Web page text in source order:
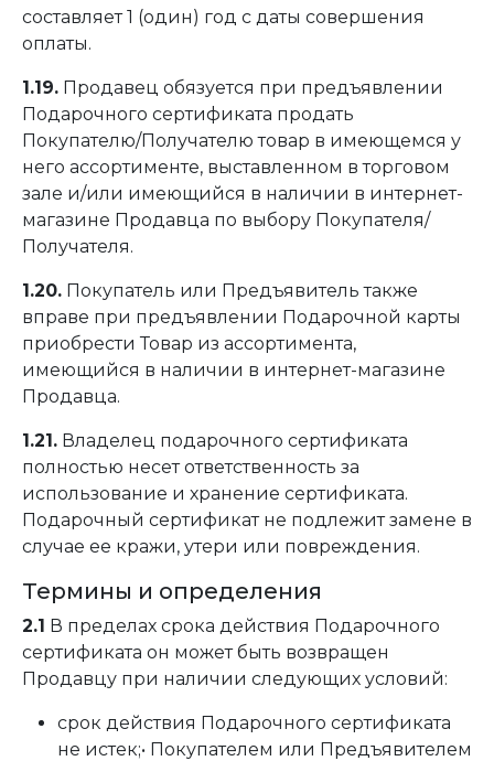
составляет 1 (один) год с даты совершения
оплаты.
1.19. Продавец обязуется при предъявлении
Подарочного сертификата продать
Покупателю/Получателю товар в имеющемся у
него ассортименте, выставленном в торговом
зале и/или имеющийся в наличии в интернет-
магазине Продавца по выбору Покупателя/
Получателя.
1.20. Покупатель или Предъявитель также
вправе при предъявлении Подарочной карты
приобрести Товар из ассортимента,
имеющийся в наличии в интернет-магазине
Продавца.
1.21. Владелец подарочного сертификата
полностью несет ответственность за
использование и хранение сертификата.
Подарочный сертификат не подлежит замене в
случае ее кражи, утери или повреждения.
Термины и определения
2.1 В пределах срока действия Подарочного
сертификата он может быть возвращен
Продавцу при наличии следующих условий:
срок действия Подарочного сертификата
не истек;• Покупателем или Предъявителем